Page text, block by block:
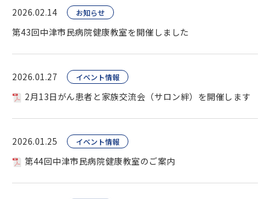
2026.02.14 お知らせ
第43回中津市民病院健康教室を開催しました
2026.01.27 イベント情報
2月13日がん患者と家族交流会（サロン絆）を開催します
2026.01.25 イベント情報
第44回中津市民病院健康教室のご案内